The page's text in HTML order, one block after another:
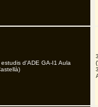
d'ADE GA-I1 Aula